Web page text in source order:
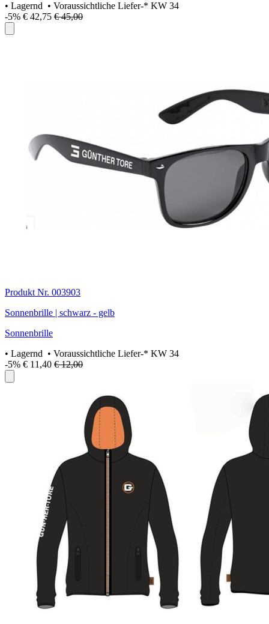
• Lagernd • Voraussichtliche Liefer-* KW 34
-5% € 42,75 € 45,00
Produkt Nr. 003903
Sonnenbrille | schwarz - gelb
Sonnenbrille
• Lagernd • Voraussichtliche Liefer-* KW 34
-5% € 11,40 € 12,00